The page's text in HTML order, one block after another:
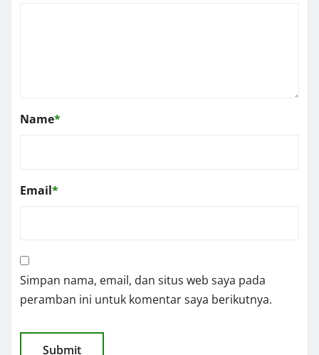
Name*
Email*
Simpan nama, email, dan situs web saya pada
peramban ini untuk komentar saya berikutnya.